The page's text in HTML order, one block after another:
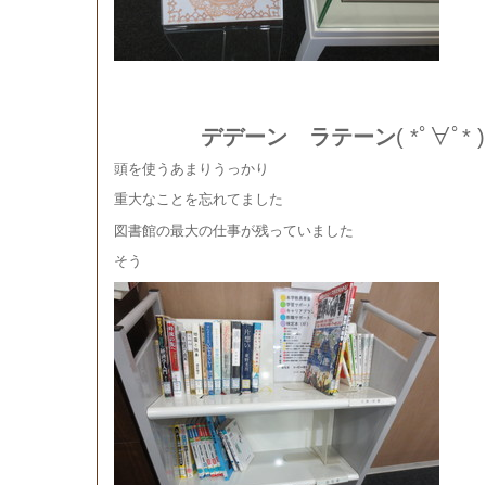
デデーン ラテーン( *ﾟ∀ﾟ* )
頭を使うあまりうっかり
重大なことを忘れてました
図書館の最大の仕事が残っていました
そう